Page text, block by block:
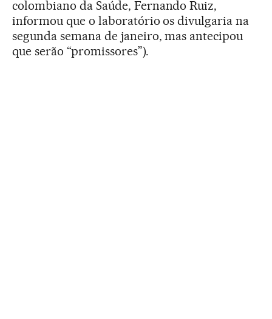
colombiano da Saúde, Fernando Ruiz,
informou que o laboratório os divulgaria na
segunda semana de janeiro, mas antecipou
que serão “promissores”).